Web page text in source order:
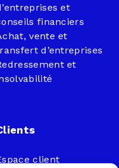
et
financiers
vente et
d’entreprises
et
client